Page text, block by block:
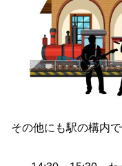
その他にも駅の構内